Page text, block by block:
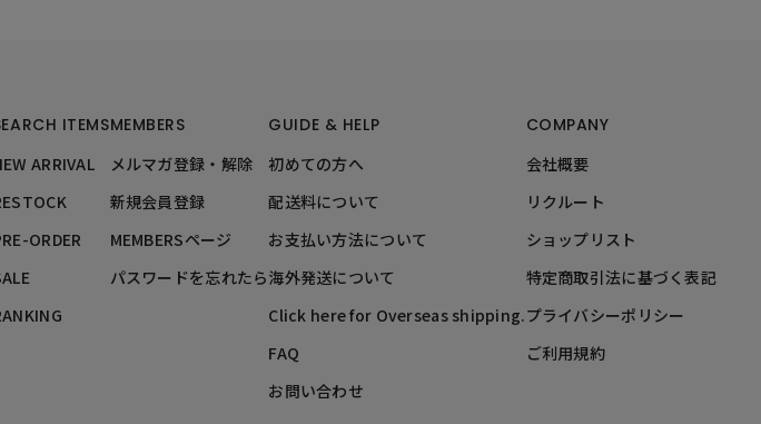
ITEMS
ARRIVAL
ORDER
MEMBERS
メルマガ登録・解除
新規会員登録
MEMBERSページ
パスワードを忘れたら
GUIDE & HELP
初めての方へ
配送料について
お支払い方法について
海外発送について
Click here for Overseas shipping.
FAQ
お問い合わせ
COMPANY
会社概要
リクルート
ショップリスト
特定商取引法に基づく表記
プライバシーポリシー
ご利用規約